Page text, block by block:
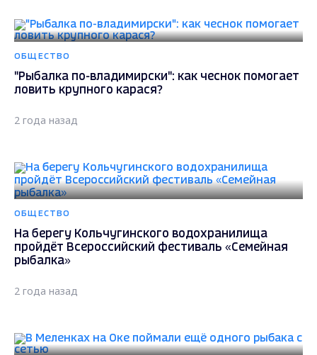
пройдёт Всероссийский фестиваль «Семейная
рыбалка»
2 года назад
ОБЩЕСТВО
2 года назад
ОБЩЕСТВО
Во Владимирской области будут судить рыбака,